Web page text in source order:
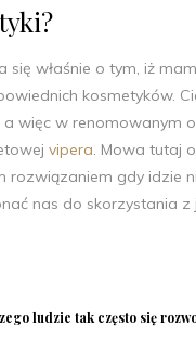
właśnie o tym, iż
kosmetyków.
więc w renomowanym
vipera. Mowa tutaj
gdy idzie
nas do skorzystania z
ludzie tak często się